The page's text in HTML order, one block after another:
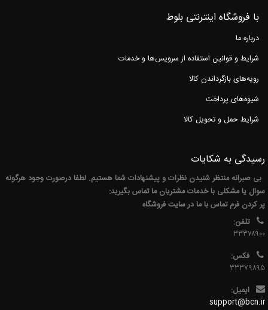
با فروشگاه اینترنتی بلوط
درباره ما
شرایط و قوانین استفاده از سرویس‌ها و خدمات
رویه‌های بازگرداندن کالا
شیوه‌های پرداخت
شرایط حمل و تحویل کالا
رسیدگی به شکایات
بی صبرانه منتظر شنیدن نظرات و پیشنهادات شما هستیم. لطفا درصورت وجود هرگونه
سوال یا مشکلی با خدمات مشتریان ما تماس بگیرید:
پر کردن فرم تماس با ما در سایت فروشگاه
تلفن:
۳۳۳۷۸۹۰۰
فکس:
۳۳۳۷۹۸۹۵
ایمیل:
support@bcn.ir